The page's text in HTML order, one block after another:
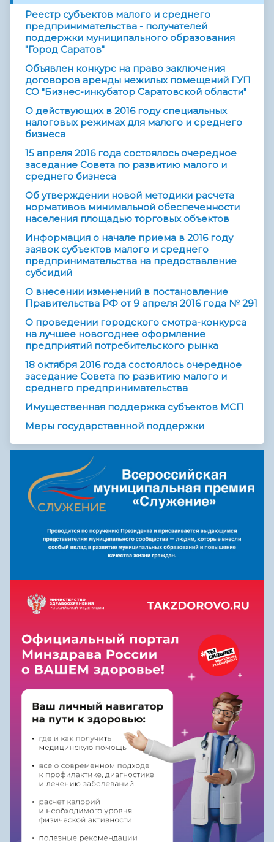
Реестр субъектов малого и среднего
предпринимательства - получателей
поддержки муниципального образования
"Город Саратов"
Объявлен конкурс на право заключения
договоров аренды нежилых помещений ГУП
СО "Бизнес-инкубатор Саратовской области"
О действующих в 2016 году специальных
налоговых режимах для малого и среднего
бизнеса
15 апреля 2016 года состоялось очередное
заседание Совета по развитию малого и
среднего бизнеса
Об утверждении новой методики расчета
нормативов минимальной обеспеченности
населения площадью торговых объектов
Информация о начале приема в 2016 году
заявок субъектов малого и среднего
предпринимательства на предоставление
субсидий
О внесении изменений в постановление
Правительства РФ от 9 апреля 2016 года № 291
О проведении городского смотра-конкурса
на лучшее новогоднее оформление
предприятий потребительского рынка
18 октября 2016 года состоялось очередное
заседание Совета по развитию малого и
среднего предпринимательства
Имущественная поддержка субъектов МСП
Меры государственной поддержки